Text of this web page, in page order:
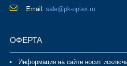
Email: sale@pk-optex.ru
ОФЕРТА
Информация на сайте носит